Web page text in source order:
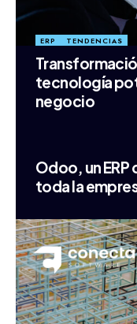
ERP TENDENCIAS
tecnología
negocio
Odoo, un
toda la